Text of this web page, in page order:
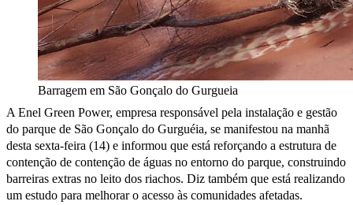
Barragem em São Gonçalo do Gurgueia
A Enel Green Power, empresa responsável pela instalação e gestão
do parque de São Gonçalo do Gurguéia, se manifestou na manhã
desta sexta-feira (14) e informou que está reforçando a estrutura de
contenção de contenção de águas no entorno do parque, construindo
barreiras extras no leito dos riachos. Diz também que está realizando
um estudo para melhorar o acesso às comunidades afetadas.